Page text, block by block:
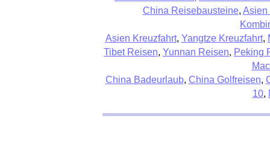
China Reisebausteine, Asien
Asien Kreuzfahrt, Yangtze Kreuzfahrt,
Tibet Reisen, Yunnan Reisen, Peking
China Badeurlaub, China Golfreisen,
10,